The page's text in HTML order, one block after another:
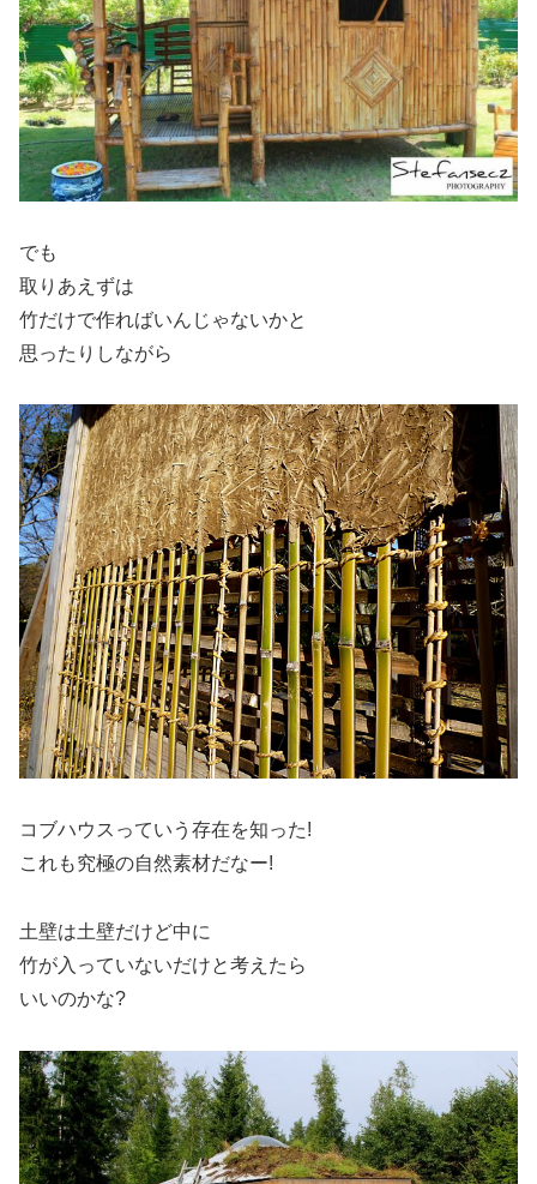
でも
取りあえずは
竹だけで作ればいんじゃないかと
思ったりしながら
コブハウスっていう存在を知った!
これも究極の自然素材だなー!
土壁は土壁だけど中に
竹が入っていないだけと考えたら
いいのかな?